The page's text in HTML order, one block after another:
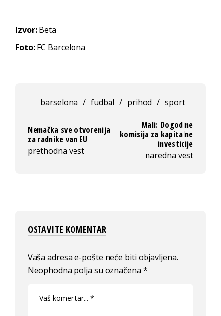
Izvor: Beta
Foto: FC Barcelona
barselona / fudbal / prihod / sport
Nemačka sve otvorenija
za radnike van EU
prethodna vest
Mali: Dogodine
komisija za kapitalne
investicije
naredna vest
OSTAVITE KOMENTAR
Vaša adresa e-pošte neće biti objavljena.
Neophodna polja su označena*